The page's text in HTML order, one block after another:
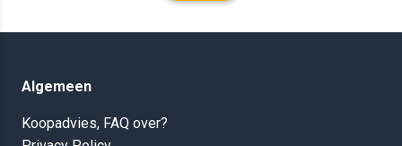
Algemeen
Koopadvies, FAQ over?